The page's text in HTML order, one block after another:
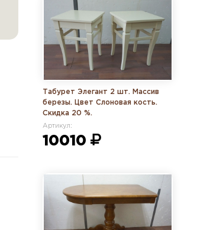
Табурет Элегант 2 шт. Массив
березы. Цвет Слоновая кость.
Скидка 20 %.
Артикул:
10010